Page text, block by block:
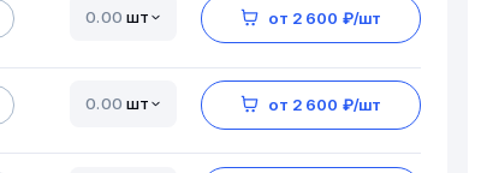
шт от 2 600 ₽/шт
шт от 2 600 ₽/шт